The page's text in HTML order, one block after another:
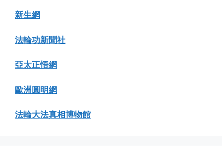
新生網
法輪功新聞社
亞太正悟網
歐洲圓明網
法輪大法真相博物館